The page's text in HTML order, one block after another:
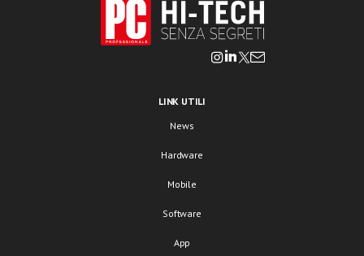
LINK UTILI
News
Hardware
Mobile
Software
App